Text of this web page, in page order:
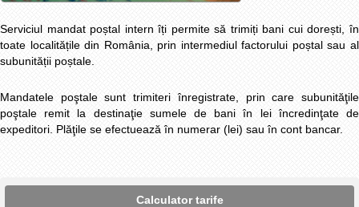
Serviciul mandat poștal intern îți permite să trimiți bani cui dorești, în
toate localitățile din România, prin intermediul factorului poștal sau al
subunității poștale.
Mandatele poştale sunt trimiteri înregistrate, prin care subunităţile
poştale remit la destinaţie sumele de bani în lei încredinţate de
expeditori. Plăţile se efectuează în numerar (lei) sau în cont bancar.
Calculator tarife